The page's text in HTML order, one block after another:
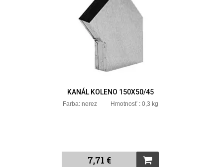
KANÁL KOLENO 150X50/45
Farba: nerez Hmotnosť : 0,3 kg
7,71 €